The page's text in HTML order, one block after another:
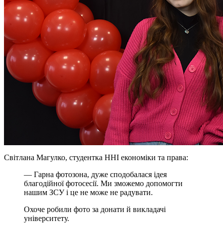
Світлана Магулко, студентка ННІ економіки та права:
— Гарна фотозона, дуже сподобалася ідея
благодійної фотосесії. Ми зможемо допомогти
нашим ЗСУ і це не може не радувати.
Охоче робили фото за донати й викладачі
університету.